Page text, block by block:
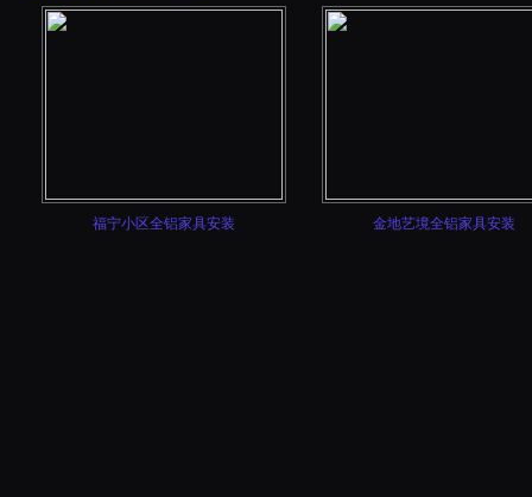
福宁小区全铝家具安装 金地艺境全铝家具安装